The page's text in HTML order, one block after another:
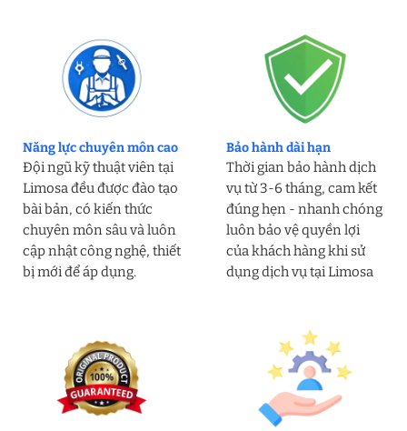
Năng lực chuyên môn cao
Đội ngũ kỹ thuật viên tại
Limosa đều được đào tạo
bài bản, có kiến thức
chuyên môn sâu và luôn
cập nhật công nghệ, thiết
bị mới để áp dụng.
Bảo hành dài hạn
Thời gian bảo hành dịch
vụ từ 3-6 tháng, cam kết
đúng hẹn - nhanh chóng
luôn bảo vệ quyền lợi
của khách hàng khi sử
dụng dịch vụ tại Limosa